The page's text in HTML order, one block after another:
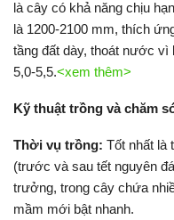
là cây có khả năng chịu
là 1200-2100 mm, thích
tầng đất dày, thoát nước vì
5,0-5,5.<xem thêm>
Kỹ thuật trồng và chăm
Thời vụ trồng: Tốt nhất là
(trước và sau tết nguyên
trưởng, trong cây chứa
mầm mới bật nhanh.